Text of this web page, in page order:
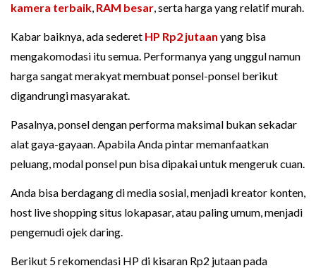
kamera terbaik, RAM besar, serta harga yang relatif murah.
Kabar baiknya, ada sederet HP Rp2 jutaan yang bisa
mengakomodasi itu semua. Performanya yang unggul namun
harga sangat merakyat membuat ponsel-ponsel berikut
digandrungi masyarakat.
Pasalnya, ponsel dengan performa maksimal bukan sekadar
alat gaya-gayaan. Apabila Anda pintar memanfaatkan
peluang, modal ponsel pun bisa dipakai untuk mengeruk cuan.
Anda bisa berdagang di media sosial, menjadi kreator konten,
host live shopping situs lokapasar, atau paling umum, menjadi
pengemudi ojek daring.
Berikut 5 rekomendasi HP di kisaran Rp2 jutaan pada